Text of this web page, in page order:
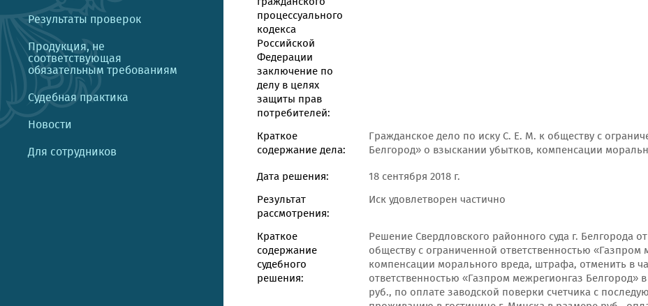
Результаты проверок
Продукция, не
соответствующая
обязательным требованиям
Судебная практика
Новости
Для сотрудников
процессуального
кодекса
Российской
Федерации
заключение по
делу в целях
защиты прав
потребителей:
Краткое
содержание дела:
Гражданское дело по иску С. Е. М. к обществу с
Белгород» о взыскании убытков, компенсации
Дата решения:
18 сентября 2018 г.
Результат
рассмотрения:
Иск удовлетворен частично
Краткое
содержание
судебного
решения:
Решение Свердловского районного суда г. Белгорода
обществу с ограниченной ответственностью
компенсации морального вреда, штрафа, отменить в
ответственностью «Газпром межрегионгаз
руб., по оплате заводской поверки счетчика с